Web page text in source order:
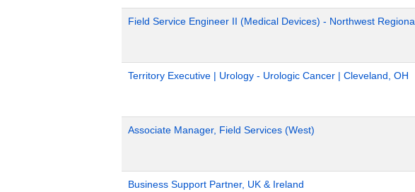
Field Service Engineer II (Medical Devices) - Northwest
Territory Executive | Urology - Urologic Cancer | Cleveland, OH
Associate Manager, Field Services (West)
Business Support Partner, UK & Ireland